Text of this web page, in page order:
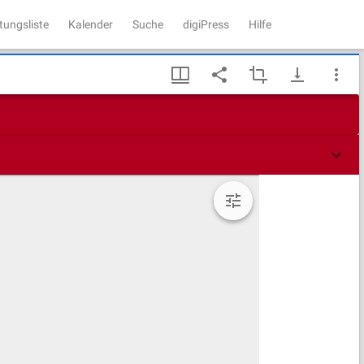
Kalender Suche digiPress Hilfe